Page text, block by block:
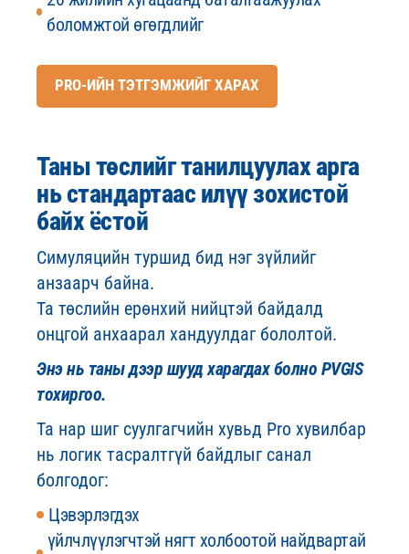
боломжтой өгөгдлийг
PRO-ИЙН ТЭТГЭМЖИЙГ ХАРАХ
Таны төслийг танилцуулах арга
нь стандартаас илүү зохистой
байх ёстой
Симуляцийн туршид бид нэг зүйлийг
анзаарч байна.
Та төслийн ерөнхий нийцтэй байдалд
онцгой анхаарал хандуулдаг бололтой.
Энэ нь таны дээр шууд харагдах болно PVGIS
тохиргоо.
Та нар шиг суулгагчийн хувьд Pro хувилбар
нь логик тасралтгүй байдлыг санал
болгодог:
Цэвэрлэгдэх
үйлчлүүлэгчтэй нягт холбоотой найдвартай